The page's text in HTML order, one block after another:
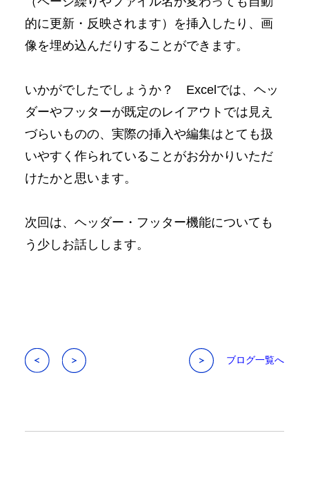
的に更新・反映されます）を挿入したり、画
像を埋め込んだりすることができます。
いかがでしたでしょうか？ Excelでは、ヘッ
ダーやフッターが既定のレイアウトでは見え
づらいものの、実際の挿入や編集はとても扱
いやすく作られていることがお分かりいただ
けたかと思います。
次回は、ヘッダー・フッター機能についても
う少しお話しします。
ブログ一覧へ